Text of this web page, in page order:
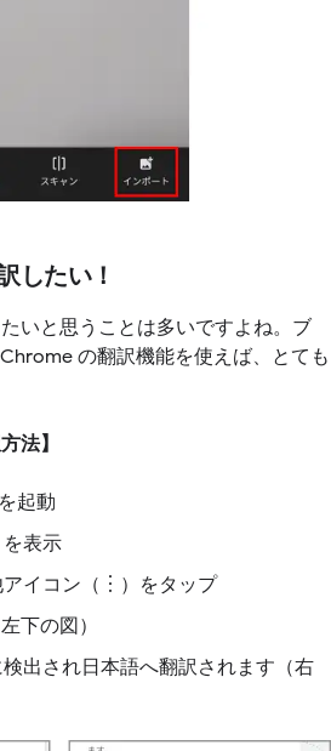
したい！
いと思うことは多いですよね。ブ
の翻訳機能を使えば、とても
法】
起動
表示
イコン（︙）をタップ
下の図）
出され日本語へ翻訳されます（右